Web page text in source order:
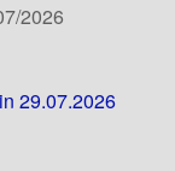
2026
29.07.2026